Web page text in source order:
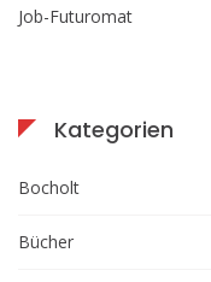
Job-Futuromat
Kategorien
Bocholt
Bücher